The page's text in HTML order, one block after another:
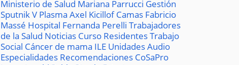
Ministerio de Salud Mariana Parrucci Gestión
Sputnik V Plasma Axel KicillofCamas Fabricio
Massé Hospital Fernanda Perelli Trabajadores
de la Salud Noticias Curso ResidentesTrabajo
Social Cáncer de mama ILE UnidadesAudio
Especialidades Recomendaciones CoSaPro